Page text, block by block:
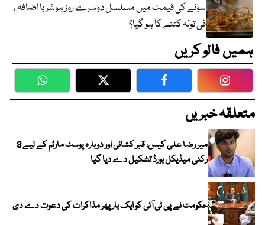
سونے کی قیمت میں مسلسل دوسرے روز ہوشربا اضافہ ،
فی تولہ کتنے کا ہو گیا؟
ہمیں فالو کریں
WhatsApp Twitter Facebook
متعلقہ خبریں
میر رضا علی کیس، قبر کشائی اور دوبارہ پوسٹ مارٹم کے لیے 8
رکنی میڈیکل بورڈ تشکیل دے دیا گیا
حکومت نے پی ٹی آئی کو ایک بارپھر مذاکرات کی دعوت دے دی